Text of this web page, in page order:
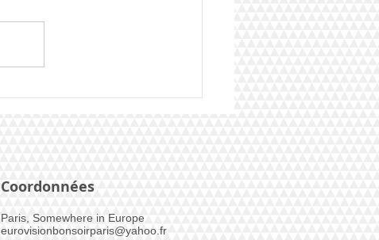
Coordonnées
Paris, Somewhere in Europe​
eurovisionbonsoirparis@yahoo.fr